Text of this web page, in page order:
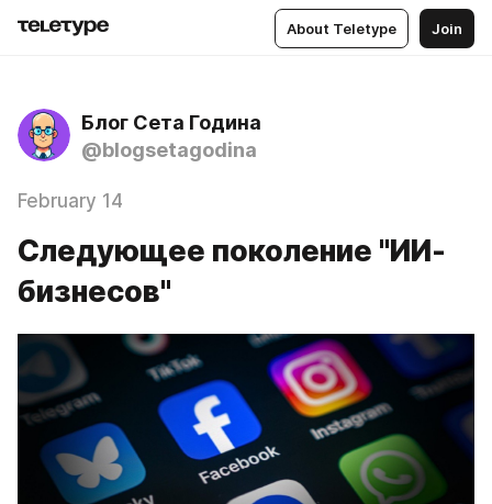
About Teletype Join
Блог Сета Година
@blogsetagodina
February 14
Следующее поколение "ИИ-
бизнесов"